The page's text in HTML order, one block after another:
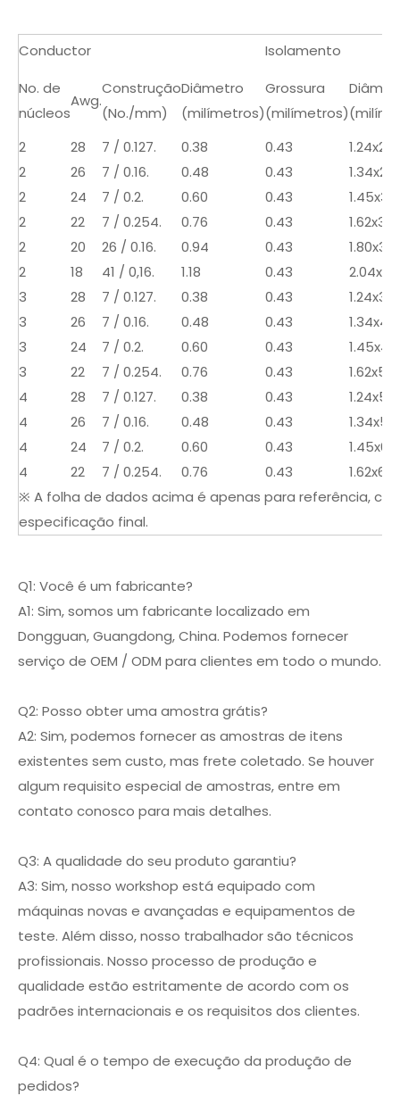
Conductor
Isolamento
No. de
núcleos
Awg.
Construção
(No./mm)
Diâmetro
(milímetros)
Grossura
(milímetros)
2
28 7 / 0.127. 0.38 0.43
2
26 7 / 0.16. 0.48 0.43
2
24 7 / 0.2. 0.60 0.43
2
22 7 / 0.254. 0.76 0.43
2
20 26 / 0.16. 0.94 0.43
2
18 41 / 0,16. 1.18 0.43
3
28 7 / 0.127. 0.38 0.43
3
26 7 / 0.16. 0.48 0.43
3
24 7 / 0.2. 0.60 0.43
3
22 7 / 0.254. 0.76 0.43
4
28 7 / 0.127. 0.38 0.43
4
26 7 / 0.16. 0.48 0.43
4
24 7 / 0.2. 0.60 0.43
4
22 7 / 0.254. 0.76 0.43
※ A folha de dados acima é apenas para referência,
especificação final.
Q1: Você é um fabricante?
A1: Sim, somos um fabricante localizado em
Dongguan, Guangdong, China. Podemos fornecer
serviço de OEM / ODM para clientes em todo o mundo.
Q2: Posso obter uma amostra grátis?
A2: Sim, podemos fornecer as amostras de itens
existentes sem custo, mas frete coletado. Se houver
algum requisito especial de amostras, entre em
contato conosco para mais detalhes.
Q3: A qualidade do seu produto garantiu?
A3: Sim, nosso workshop está equipado com
máquinas novas e avançadas e equipamentos de
teste. Além disso, nosso trabalhador são técnicos
profissionais. Nosso processo de produção e
qualidade estão estritamente de acordo com os
padrões internacionais e os requisitos dos clientes.
Q4: Qual é o tempo de execução da produção de
pedidos?